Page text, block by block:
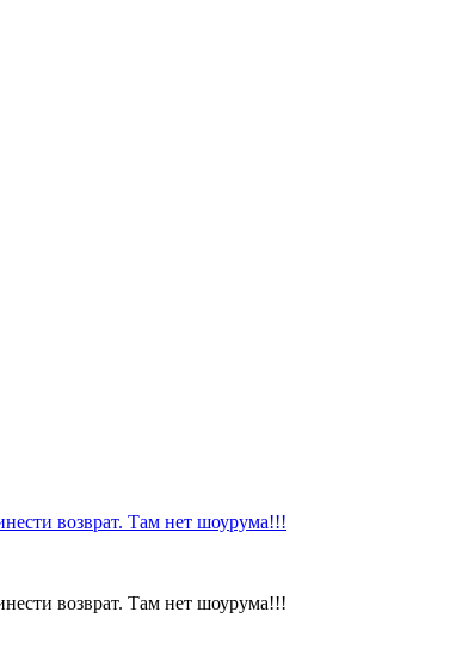
возврат. Там нет шоурума!!!
возврат. Там нет шоурума!!!